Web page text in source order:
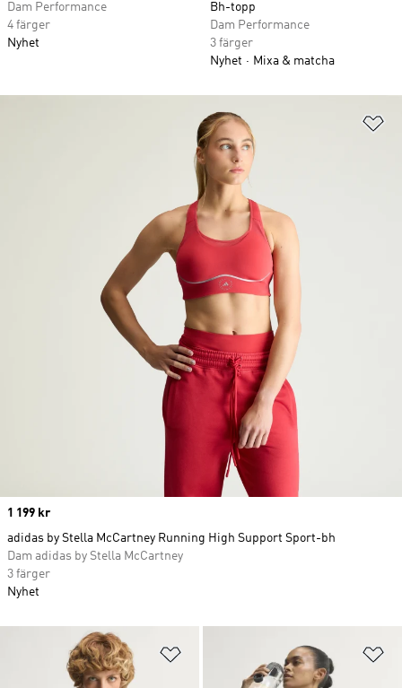
Dam Performance
4 färger
Nyhet
Bh-topp
Dam Performance
3 färger
Nyhet
Mixa & matcha
Lägg till på önskelistan
Price
1 199 kr
adidas by Stella McCartney Running High Support Sport-bh
Dam adidas by Stella McCartney
3 färger
Nyhet